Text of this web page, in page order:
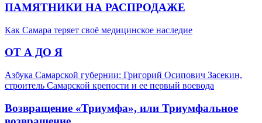
ПАМЯТНИКИ НА РАСПРОДАЖЕ
Как Самара теряет своё медицинское наследие
ОТ А ДО Я
Азбука Самарской губернии: Григорий Осипович Засекин,
строитель Самарской крепости и ее первый воевода
Возвращение «Триумфа», или Триумфальное